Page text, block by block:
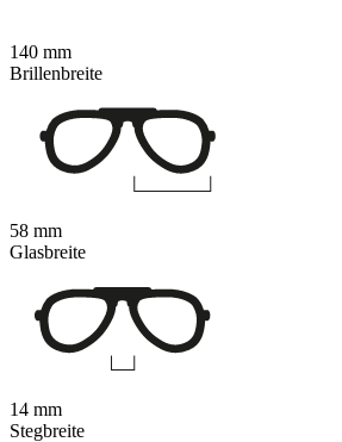
140 mm
Brillenbreite
58 mm
Glasbreite
14 mm
Stegbreite